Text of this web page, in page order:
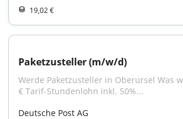
19,02 €
Paketzusteller (m/w/d)
Werde Paketzusteller in Oberursel Was
€ Tarif-Stundenlohn inkl. 50%...
Deutsche Post AG